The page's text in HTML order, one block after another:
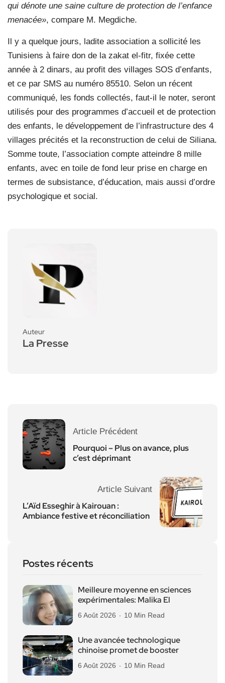
qui dénote une saine culture de protection de l’enfance
menacée», compare M. Megdiche.
Il y a quelque jours, ladite association a sollicité les
Tunisiens à faire don de la zakat el-fitr, fixée cette
année à 2 dinars, au profit des villages SOS d’enfants,
et ce par SMS au numéro 85510. Selon un récent
communiqué, les fonds collectés, faut-il le noter, seront
utilisés pour des programmes d’accueil et de protection
des enfants, le développement de l’infrastructure des 4
villages précités et la reconstruction de celui de Siliana.
Somme toute, l’association compte atteindre 8 mille
enfants, avec en toile de fond leur prise en charge en
termes de subsistance, d’éducation, mais aussi d’ordre
psychologique et social.
Auteur
La Presse
Article Précédent
Pourquoi – Plus on avance, plus
c’est déprimant
Article Suivant
L’Aïd Esseghir à Kairouan :
Ambiance festive et réconciliation
Postes récents
Meilleure moyenne en sciences
expérimentales: Malika El
6 Août 2026 10 Min Read
Une avancée technologique
chinoise promet de booster
6 Août 2026 10 Min Read